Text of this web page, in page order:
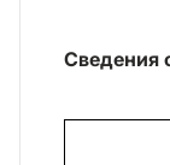
Сведения